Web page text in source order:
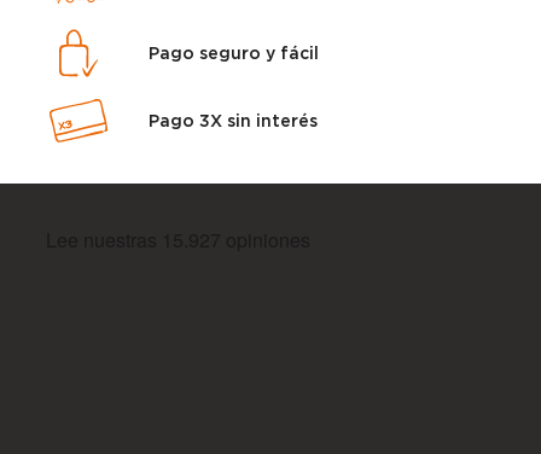
Pago seguro y fácil
Pago 3X sin interés